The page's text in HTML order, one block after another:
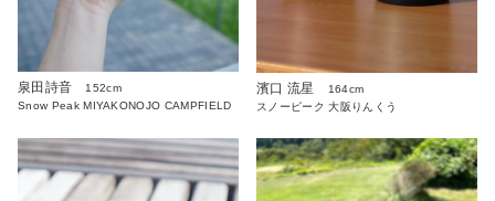
泉田詩音
152cm
Snow Peak MIYAKONOJO CAMPFIELD
濱口 流星
164cm
スノーピーク 大阪りんくう